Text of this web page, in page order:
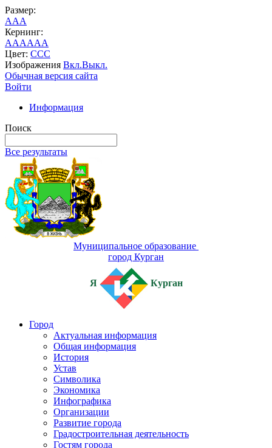
Размер:
AAA
Кернинг:
AAAAAA
Цвет: CCC
Изображения Вкл.Выкл.
Обычная версия сайта
Войти
Информация
Поиск
Все результаты
Муниципальное образование
город Курган
Я Курган
Город
Актуальная информация
Общая информация
История
Устав
Символика
Экономика
Инфографика
Организации
Развитие города
Градостроительная деятельность
Гостям города